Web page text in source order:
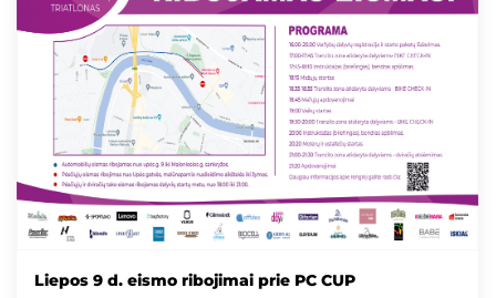
Liepos 9 d. eismo ribojimai prie PC CUP